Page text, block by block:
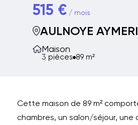
515 €/ mois
AULNOYE
Maison
3 pièces 89 m²
Cette maison de 89 m²
chambres, un salon/séjour, une